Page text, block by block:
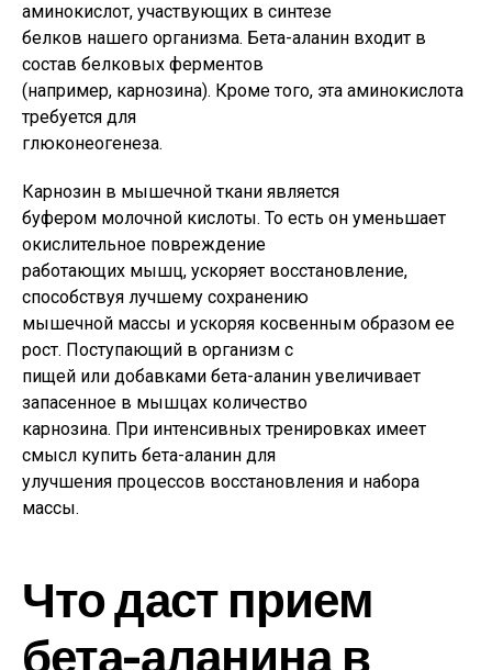
аминокислот, участвующих в синтезе
белков нашего организма. Бета-аланин входит в
состав белковых ферментов
(например, карнозина). Кроме того, эта аминокислота
требуется для
глюконеогенеза.
Карнозин в мышечной ткани является
буфером молочной кислоты. То есть он уменьшает
окислительное повреждение
работающих мышц, ускоряет восстановление,
способствуя лучшему сохранению
мышечной массы и ускоряя косвенным образом ее
рост. Поступающий в организм с
пищей или добавками бета-аланин увеличивает
запасенное в мышцах количество
карнозина. При интенсивных тренировках имеет
смысл купить бета-аланин для
улучшения процессов восстановления и набора
массы.
Что даст прием
бета-аланина в